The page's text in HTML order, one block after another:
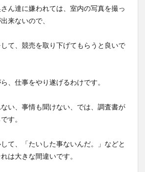
ん達に嫌われては、室内の写真を撮っ
来ないので、
して、競売を取り下げてもらうと良いで
、仕事をやり遂げるわけです。
い、事情も聞けない、では、調査書が
す。
て、「たいした事ないんだ。」などと
は大きな間違いです。